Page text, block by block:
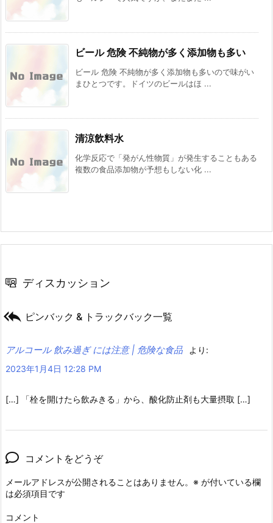
ビール 危険 不純物が多く添加物も多い
ビール 危険 不純物が多く添加物も多いので味がい
まひとつです。ドイツのビールはほ ...
清涼飲料水
化学反応で「発がん性物質」が発生することもある
複数の食品添加物が予想もしない化 ...
ディスカッション
 ピンバック & トラックバック一覧
アルコール 飲み過ぎ には注意 | 危険な食品
より:
2023年1月4日 12:28 PM
[…] 「栓を開けたら飲みきる」から、酸化防止剤も大量摂取 […]
コメントをどうぞ
メールアドレスが公開されることはありません。 ※ が付いている欄
は必須項目です
コメント